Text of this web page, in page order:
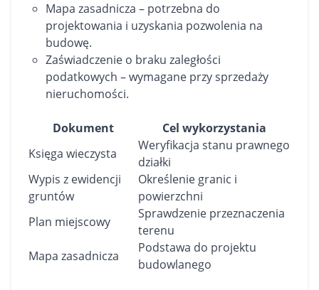
Mapa zasadnicza – potrzebna do
projektowania i uzyskania pozwolenia na
budowę.
Zaświadczenie o braku zaległości
podatkowych – wymagane przy sprzedaży
nieruchomości.
Dokument
Cel wykorzystania
Księga wieczysta
Weryfikacja stanu prawnego
działki
Wypis z ewidencji
gruntów
Określenie granic i
powierzchni
Plan miejscowy
Sprawdzenie przeznaczenia
terenu
Mapa zasadnicza
Podstawa do projektu
budowlanego